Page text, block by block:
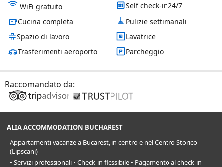
WiFi gratuito
Self check-in24/7
Cucina completa
Pulizie settimanali
Spazio di lavoro
Lavatrice
Trasferimenti aeroporto
Parcheggio
Raccomandato da:
ALIA ACCOMMODATION BUCHAREST
Appartamenti vacanze a Bucarest, in centro e nel Centro Storico
(Lipscani)
• Servizi professionali • Check-in flessibile • Pagamento al check-in